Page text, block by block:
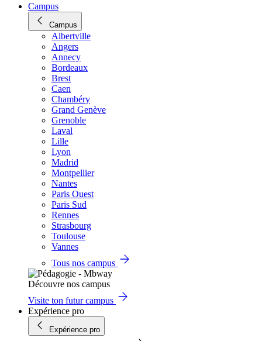
Campus
Campus
Albertville
Angers
Annecy
Bordeaux
Brest
Caen
Chambéry
Grand Genève
Grenoble
Laval
Lille
Lyon
Madrid
Montpellier
Nantes
Paris Ouest
Paris Sud
Rennes
Strasbourg
Toulouse
Vannes
Tous nos campus
Découvre nos campus
Visite ton futur campus
Expérience pro
Expérience pro